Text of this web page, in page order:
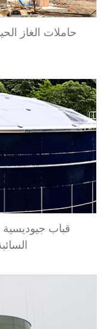
حاملات الغاز
قباب جيوديسية